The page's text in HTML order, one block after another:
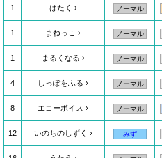
1 はたく ノーマル
1 まねっこ ノーマル
1 まるくなる ノーマル
4 しっぽをふる ノーマル
8 エコーボイス ノーマル
12 いのちのしずく みず